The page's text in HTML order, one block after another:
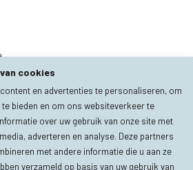
cookies
en advertenties te personaliseren, om
bieden en om ons websiteverkeer te
over uw gebruik van onze site met
adverteren en analyse. Deze partners
met andere informatie die u aan ze
verzameld op basis van uw gebruik van